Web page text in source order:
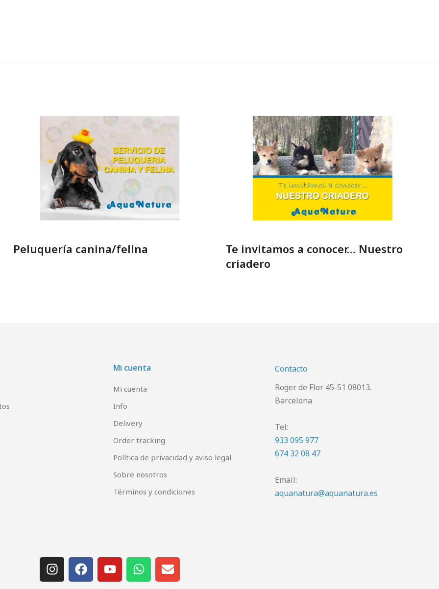
Peluquería canina/felina
Te invitamos a conocer… Nuestro
criadero
Mi cuenta
Mi cuenta
Info
Delivery
Order tracking
Política de privacidad y aviso legal
Sobre nosotros
Términos y condiciones
Contacto
Roger de Flor 45-51 08013.
Barcelona
Tel:
933 095 977
674 32 08 47
Email:
aquanatura@aquanatura.es